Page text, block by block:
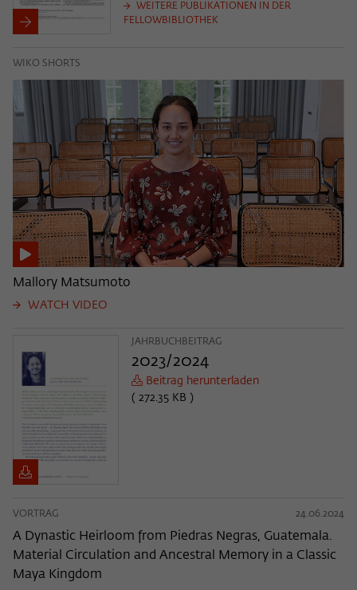
WEITERE PUBLIKATIONEN IN DER
FELLOWBIBLIOTHEK
WIKO SHORTS
Mallory Matsumoto
WATCH VIDEO
JAHRBUCHBEITRAG
2023/2024
Beitrag herunterladen
( 272.35 KB )
VORTRAG 24.06.2024
A Dynastic Heirloom from Piedras Negras, Guatemala.
Material Circulation and Ancestral Memory in a Classic
Maya Kingdom